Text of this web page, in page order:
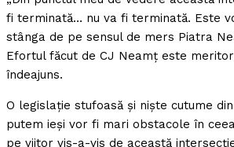
fi terminată… nu va fi terminată. Este
stânga de pe sensul de mers Piatra
Efortul făcut de CJ Neamţ este
îndeajuns.
O legislaţie stufoasă şi nişte cutume
putem ieşi vor fi mari obstacole în
pe viitor vis-a-vis de această